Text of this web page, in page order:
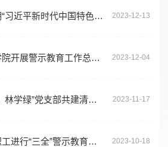
林学院举办第六期“习近平新时代中国特色社会主义思想”学生骨干学习班开班仪式 2023-12-13
【工作总结】林学院开展警示教育工作总结回顾 2023-12-04
“天然白、志愿红、林学绿”党支部共建清雪志愿服务活动 2023-11-17
林学院对全体教职工进行“三全”警示教育案例通报暨党风廉政专题党课 2023-10-18